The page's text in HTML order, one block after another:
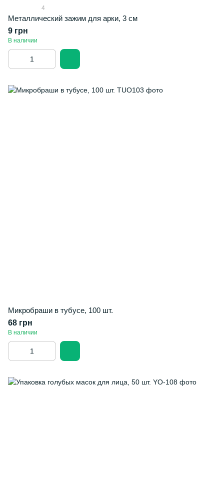
4
Металлический зажим для арки, 3 см
9 грн
В наличии
Микробраши в тубусе, 100 шт.
68 грн
В наличии